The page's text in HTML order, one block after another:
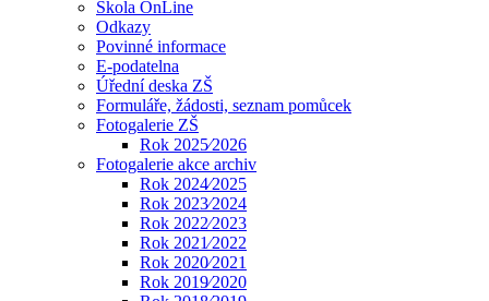
Škola OnLine
Odkazy
Povinné informace
E-podatelna
Úřední deska ZŠ
Formuláře, žádosti, seznam pomůcek
Fotogalerie ZŠ
Rok 2025⁄2026
Fotogalerie akce archiv
Rok 2024⁄2025
Rok 2023⁄2024
Rok 2022⁄2023
Rok 2021⁄2022
Rok 2020⁄2021
Rok 2019⁄2020